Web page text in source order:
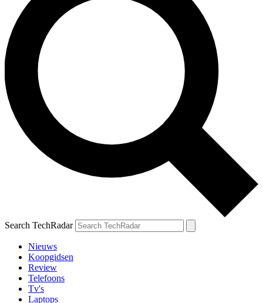
Search TechRadar
Nieuws
Koopgidsen
Review
Telefoons
Tv's
Laptops